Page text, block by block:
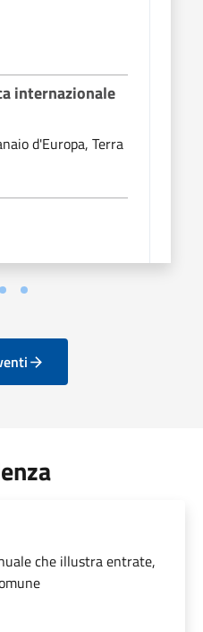
internazionale
d'Europa, Terra
che illustra entrate,